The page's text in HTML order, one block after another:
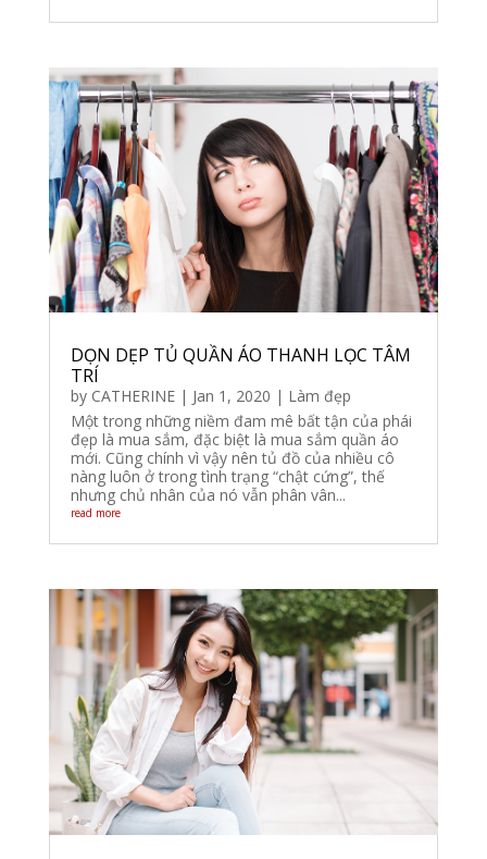
DỌN DẸP TỦ QUẦN ÁO THANH LỌC TÂM
TRÍ
by CATHERINE| Jan 1, 2020 | Làm đẹp
Một trong những niềm đam mê bất tận của phái
đẹp là mua sắm, đặc biệt là mua sắm quần áo
mới. Cũng chính vì vậy nên tủ đồ của nhiều cô
nàng luôn ở trong tình trạng “chật cứng”, thế
nhưng chủ nhân của nó vẫn phân vân...
read more